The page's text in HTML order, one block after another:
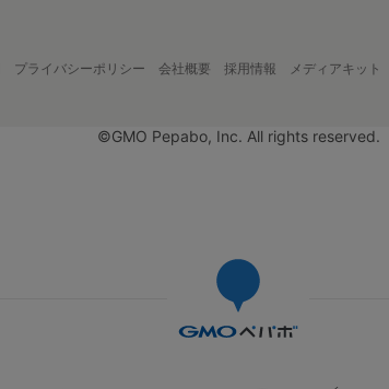
プライバシーポリシー 会社概要 採用情報 メディアキット
©GMO Pepabo, Inc. All rights reserved.